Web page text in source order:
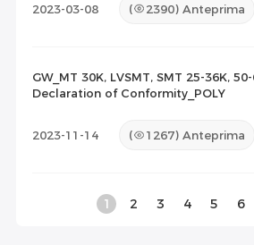
2023-03-08 ( 2390) Anteprima
GW_MT 30K, LVSMT, SMT 25-36K, 50-
Declaration of Conformity_POLY
2023-11-14 ( 1267) Anteprima
1 2 3 4 5 6